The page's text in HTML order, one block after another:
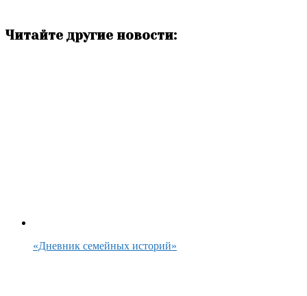
Читайте другие новости:
«Дневник семейных историй»